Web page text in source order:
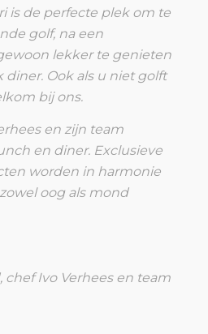
is de perfecte plek om te
golf, na een
lekker te genieten
diner. Ook als u niet golft
bij ons.
en zijn team
en diner. Exclusieve
worden in harmonie
oog als mond
chef Ivo Verhees en team